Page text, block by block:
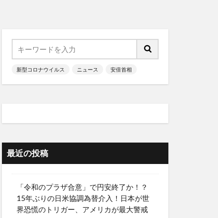
新型コロナウイルス ニュース 安倍首相
最近の投稿
「令和のプラザ合意」で円安終了か！？
15年ぶりの日米協調為替介入！日本が世
界恐慌のトリガー、アメリカが最大警戒